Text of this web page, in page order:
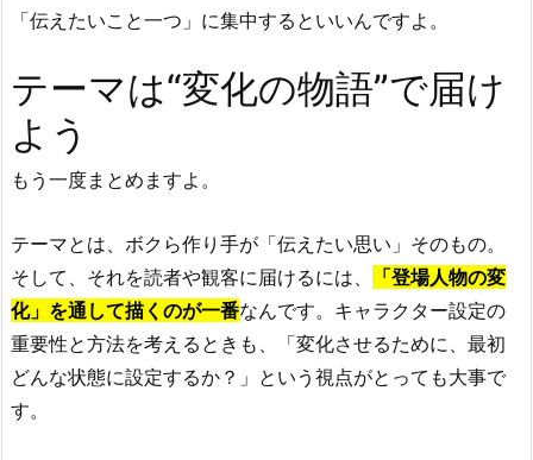
「伝えたいこと一つ」に集中するといいんですよ。
テーマは“変化の物語”で届け
よう
もう一度まとめますよ。
テーマとは、ボクら作り手が「伝えたい思い」そのもの。
そして、それを読者や観客に届けるには、
「登場人物の変
化」を通して描くのが一番なんです。キャラクター設定の
重要性と方法を考えるときも、「変化させるために、最初
どんな状態に設定するか？」という視点がとっても大事で
す。